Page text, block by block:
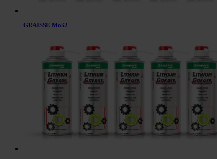
GRAISSE MoS2